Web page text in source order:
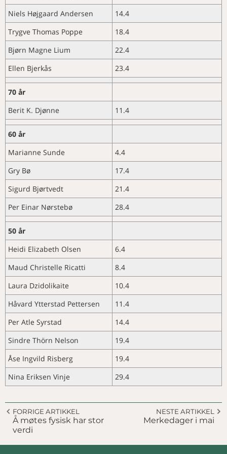
Presentasjon av dyptgående
journaler fra spesialistkandidater i
hundens og kattens sykdommer
Aktuelle sykdomsutbrudd og
diagnoser
fertilitet hos Norsk Rødt Fe
for sitt doktorgradsarbeid i
patologi
Norsk diagnoseregister er aktuelt
for Frankrike
suksess
Viktig å si ifra
Å møtes fysisk har stor verdi
NAVN
Merkedager i april
Merkedager i mai
Nye medlemmer
KURS OG MØTER
Aktivitetskalender
Niels Højgaard Andersen
14.4
Trygve Thomas Poppe
18.4
Bjørn Magne Lium
22.4
Ellen Bjerkås
23.4
70 år
Berit K. Djønne
11.4
60 år
Marianne Sunde
4.4
Gry Bø
17.4
Sigurd Bjørtvedt
21.4
Per Einar Nørstebø
28.4
50 år
Heidi Elizabeth Olsen
6.4
Maud Christelle Ricatti
8.4
Laura Dzidolikaite
10.4
Håvard Ytterstad Pettersen
11.4
Per Atle Syrstad
14.4
Sindre Thörn Nelson
19.4
Åse Ingvild Risberg
19.4
Nina Eriksen Vinje
29.4
FORRIGE ARTIKKEL
Å møtes fysisk har stor
verdi
NESTE ARTIKKEL
Merkedager i mai